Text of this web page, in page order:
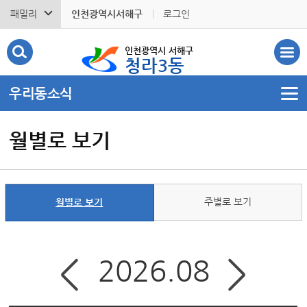
패밀리 인천광역시서해구 로그인
인천광역시 서해구
청라3동
우리동소식
월별로 보기
월별로 보기 주별로 보기
2026.08